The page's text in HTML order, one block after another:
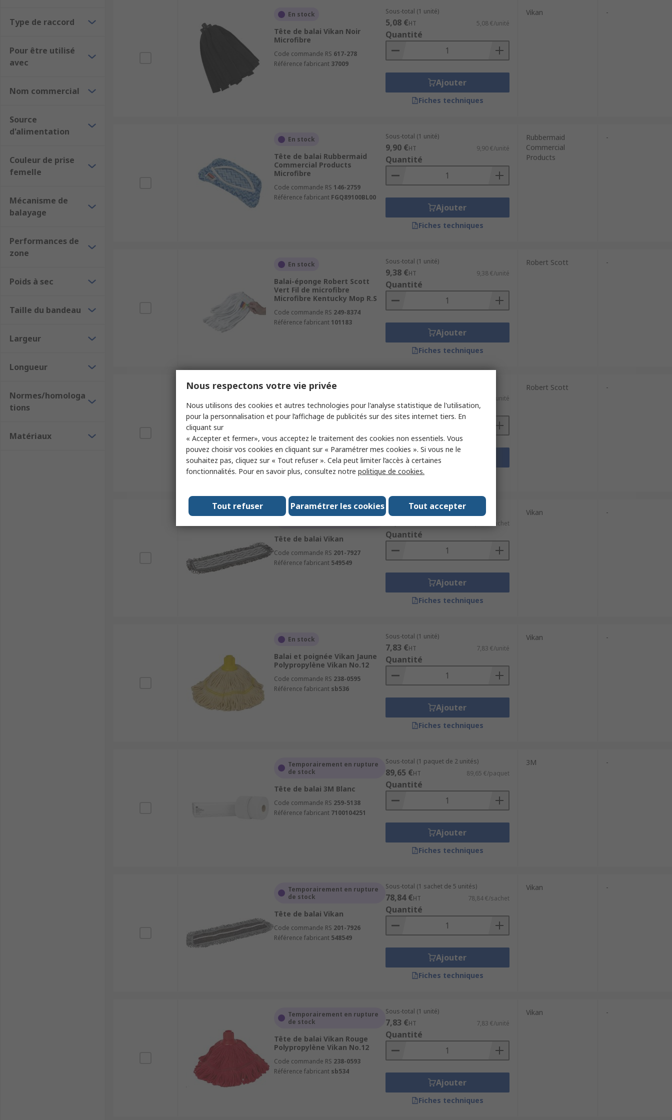
Type de raccord
Pour être utilisé
avec
Nom commercial
Source
d'alimentation
Couleur de prise
femelle
Mécanisme de
balayage
Performances de
zone
Poids à sec
Taille du bandeau
Largeur
Longueur
Normes/homologa
tions
Matériaux
En stock
Tête de balai Vikan Noir
Microfibre
Code commande RS 617-278
Référence fabricant 37009
Sous-total (1 unité)
5,08 €HT 5,08 €/unité
Quantité
Ajouter
Fiches techniques
Vikan -
En stock
Tête de balai Rubbermaid
Commercial Products
Microfibre
Code commande RS 146-2759
Référence fabricant FGQ89100BL00
Sous-total (1 unité)
9,90 €HT 9,90 €/unité
Quantité
Ajouter
Fiches techniques
Rubbermaid
Commercial
Products
-
En stock
Balai-éponge Robert Scott
Vert Fil de microfibre
Microfibre Kentucky Mop R.S
Code commande RS 249-8374
Référence fabricant 101183
Sous-total (1 unité)
9,38 €HT 9,38 €/unité
Quantité
Ajouter
Fiches techniques
Robert Scott -
En stock
Tête de balai Robert Scott
Acrylique
Référence fabricant 102318/G
6,94 €/unité
Quantité
Ajouter
Fiches techniques
Robert Scott -
Temporairement en rupture
Tête de balai Vikan
Code commande RS 201-7927
Référence fabricant 549549
Sous-total (1 sachet de 5 unités)
78,84 €/sachet
Quantité
Ajouter
Fiches techniques
Vikan -
En stock
Balai et poignée Vikan Jaune
Polypropylène Vikan No.12
Code commande RS 238-0595
Référence fabricant sb536
Sous-total (1 unité)
7,83 €HT 7,83 €/unité
Quantité
Ajouter
Fiches techniques
Vikan -
Temporairement en rupture
de stock
Tête de balai 3M Blanc
Code commande RS 259-5138
Référence fabricant 7100104251
Sous-total (1 paquet de 2 unités)
89,65 €HT 89,65 €/paquet
Quantité
Ajouter
Fiches techniques
3M -
Temporairement en rupture
de stock
Tête de balai Vikan
Code commande RS 201-7926
Référence fabricant 548549
Sous-total (1 sachet de 5 unités)
78,84 €HT 78,84 €/sachet
Quantité
Ajouter
Fiches techniques
Vikan -
Temporairement en rupture
de stock
Tête de balai Vikan Rouge
Polypropylène Vikan No.12
Code commande RS 238-0593
Référence fabricant sb534
Sous-total (1 unité)
7,83 €HT 7,83 €/unité
Quantité
Ajouter
Fiches techniques
Vikan -
Nous respectons votre vie privée
Nous utilisons des cookies et autres technologies pour l'analyse statistique de l'utilisation,
pour la personnalisation et pour l’affichage de publicités sur des sites internet tiers. En
cliquant sur
« Accepter et fermer», vous acceptez le traitement des cookies non essentiels. Vous
pouvez choisir vos cookies en cliquant sur « Paramétrer mes cookies ». Si vous ne le
souhaitez pas, cliquez sur « Tout refuser ». Cela peut limiter l’accès à certaines
fonctionnalités. Pour en savoir plus, consultez notre politique de cookies.
Tout accepter
Paramétrer les cookies
Tout refuser